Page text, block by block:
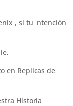
, si tu intención
en Replicas de
Historia